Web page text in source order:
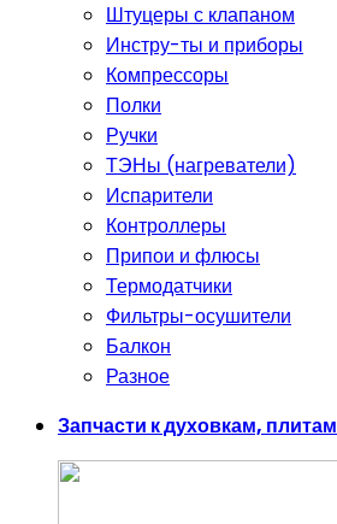
Штуцеры с клапаном
Инстру-ты и приборы
Компрессоры
Полки
Ручки
ТЭНы (нагреватели)
Испарители
Контроллеры
Припои и флюсы
Термодатчики
Фильтры-осушители
Балкон
Разное
Запчасти к духовкам, плитам